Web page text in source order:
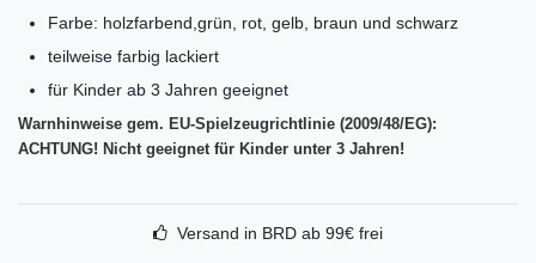
Farbe: holzfarbend,grün, rot, gelb, braun und schwarz
teilweise farbig lackiert
für Kinder ab 3 Jahren geeignet
Warnhinweise gem. EU-Spielzeugrichtlinie (2009/48/EG):
ACHTUNG! Nicht geeignet für Kinder unter 3 Jahren!
Versand in BRD ab 99€ frei